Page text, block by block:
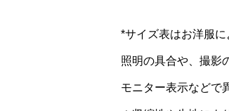
*サイズ表はお洋服
照明の具合や、撮影
モニター表示などで